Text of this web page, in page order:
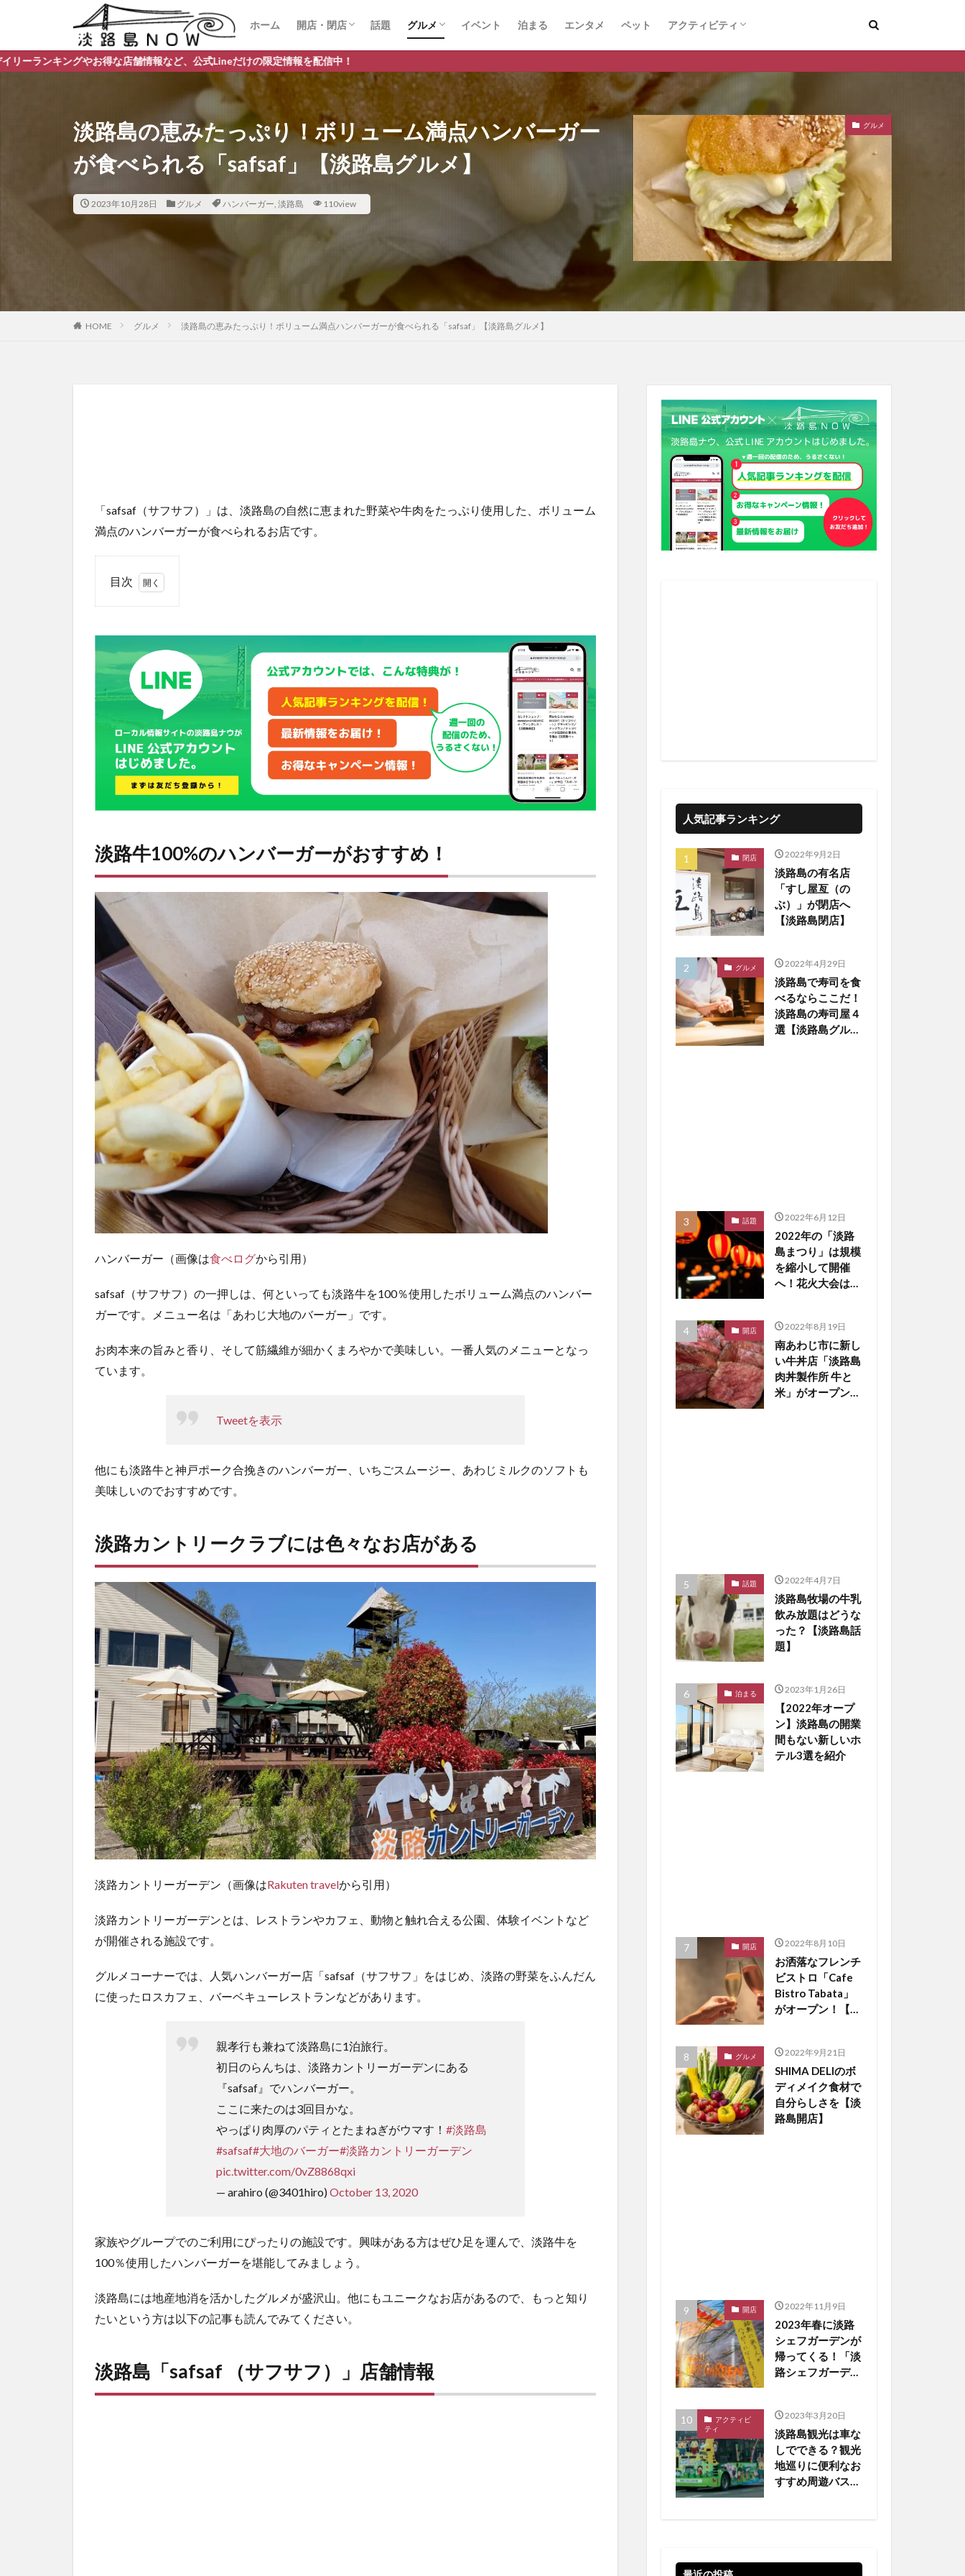
ホーム 開店・閉店
開店
閉店
話題 グルメ イベント 泊まる エンタメ ペット アクティビティ
情報など、公式Lineだけの限定情報を配信中！
淡路島の恵みたっぷり！ボリューム満点ハンバーガー
が食べられる「safsaf」【淡路島グルメ】
2023年10月28日 グルメ ハンバーガー, 淡路島 110view
グルメ
HOME グルメ 淡路島の恵みたっぷり！ボリューム満点ハンバーガーが食べられる「safsaf」【淡路島グルメ】
「safsaf（サフサフ）」は、淡路島の自然に恵まれた野菜や牛肉をたっぷり使用した、ボリューム
満点のハンバーガーが食べられるお店です。
目次
牛
100%
のハ
ンバ
ーガ
おす
す
め！
2
淡路
カン
ラブ
なお
店が
ある
3
淡路島
「safsaf （サ
フサフ）」
店舗情報
淡路牛100%のハンバーガーがおすすめ！
ハンバーガー（画像は食べログから引用）
safsaf（サフサフ）の一押しは、何といっても淡路牛を100％使用したボリューム満点のハンバー
ガーです。メニュー名は「あわじ大地のバーガー」です。
お肉本来の旨みと香り、そして筋繊維が細かくまろやかで美味しい。一番人気のメニューとなっ
ています。
Tweetを表示
他にも淡路牛と神戸ポーク合挽きのハンバーガー、いちごスムージー、あわじミルクのソフトも
美味しいのでおすすめです。
淡路カントリークラブには色々なお店がある
淡路カントリーガーデン（画像はRakuten travelから引用）
淡路カントリーガーデンとは、レストランやカフェ、動物と触れ合える公園、体験イベントなど
が開催される施設です。
グルメコーナーでは、人気ハンバーガー店「safsaf（サフサフ」をはじめ、淡路の野菜をふんだん
に使ったロスカフェ、バーベキューレストランなどがあります。
親孝行も兼ねて淡路島に1泊旅行。
初日のらんちは、淡路カントリーガーデンにある
『safsaf』でハンバーガー。
ここに来たのは3回目かな。
やっぱり肉厚のパティとたまねぎがウマす！ #淡路島
#safsaf#大地のバーガー#淡路カントリーガーデン
pic.twitter.com/0vZ8868qxi
— arahiro (@3401hiro)October 13, 2020
家族やグループでのご利用にぴったりの施設です。興味がある方はぜひ足を運んで、淡路牛を
100％使用したハンバーガーを堪能してみましょう。
淡路島には地産地消を活かしたグルメが盛沢山。他にもユニークなお店があるので、もっと知り
たいという方は以下の記事も読んでみてください。
淡路島 「safsaf （サフサフ）」店舗情報
人気記事ランキング
閉店 2022年9月2日
淡路島の有名店
「すし屋亙（の
ぶ）」が閉店へ
【淡路島閉店】
グルメ 2022年4月29日
淡路島で寿司を食
べるならここだ！
淡路島の寿司屋４
選【淡路島グルメ
話題 2022年6月12日
2022年の「淡路
島まつり」は規模
を縮小して開催
へ！花火大会は中
開店 2022年8月19日
南あわじ市に新し
い牛丼店「淡路島
肉丼製作所 牛と
米」がオープン
話題 2022年4月7日
淡路島牧場の牛乳
飲み放題はどうな
った？【淡路島話
題】
泊まる 2023年1月26日
【2022年オープ
ン】淡路島の開業
間もない新しいホ
テル3選を紹介
開店 2022年8月10日
お洒落なフレンチ
ビストロ「Cafe
Bistro Tabata」
がオープン！【淡
グルメ 2022年9月21日
SHIMA DELIのボ
ディメイク食材で
自分らしさを【淡
路島開店】
開店 2022年11月9日
2023年春に淡路
シェフガーデンが
帰ってくる！「淡
路シェフガーデン
アクティビ
ティ
2023年3月20日
淡路島観光は車な
しでできる？観光
地巡りに便利なお
すすめ周遊バスを